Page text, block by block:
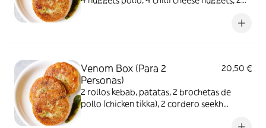
Venom Box (Para 2
Personas)
20,50 €
2 rollos kebab, patatas, 2 brochetas de
pollo (chicken tikka), 2 cordero seekh